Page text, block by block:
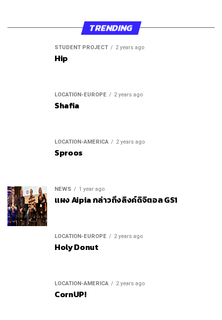
TRENDING
STUDENT PROJECT 2 years ago
Hip
LOCATION-EUROPE 2 years ago
Shafia
LOCATION-AMERICA 2 years ago
Sproos
NEWS 1 year ago
แผง Aipia กล่าวถึงลิงค์ดิจิตอล GS1
LOCATION-EUROPE 2 years ago
Holy Donut
LOCATION-AMERICA 2 years ago
CornUP!